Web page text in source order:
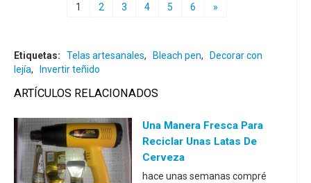
1 2 3 4 5 6 »
Etiquetas: Telas artesanales, Bleach pen,
Decorar con
lejía, Invertir teñido
ARTÍCULOS RELACIONADOS
Una Manera Fresca Para
Reciclar Unas Latas De
Cerveza
hace unas semanas compré